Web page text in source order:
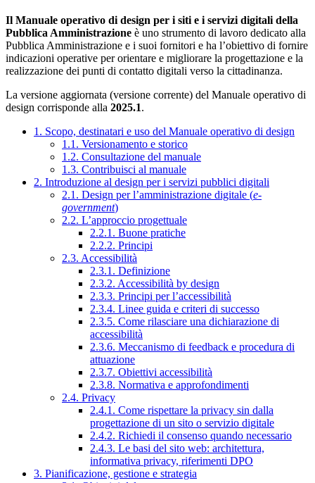
Il Manuale operativo di design per i siti e i servizi digitali della
Pubblica Amministrazione è uno strumento di lavoro dedicato alla
Pubblica Amministrazione e i suoi fornitori e ha l’obiettivo di fornire
indicazioni operative per orientare e migliorare la progettazione e la
realizzazione dei punti di contatto digitali verso la cittadinanza.
La versione aggiornata (versione corrente) del Manuale operativo di
design corrisponde alla 2025.1.
1. Scopo, destinatari e uso del Manuale operativo di design
1.1. Versionamento e storico
1.2. Consultazione del manuale
1.3. Contribuisci al manuale
2. Introduzione al design per i servizi pubblici digitali
2.1. Design per l’amministrazione digitale (e-
government)
2.2. L’approccio progettuale
2.2.1. Buone pratiche
2.2.2. Principi
2.3. Accessibilità
2.3.1. Definizione
2.3.2. Accessibilità by design
2.3.3. Principi per l’accessibilità
2.3.4. Linee guida e criteri di successo
2.3.5. Come rilasciare una dichiarazione di
accessibilità
2.3.6. Meccanismo di feedback e procedura di
attuazione
2.3.7. Obiettivi accessibilità
2.3.8. Normativa e approfondimenti
2.4. Privacy
2.4.1. Come rispettare la privacy sin dalla
progettazione di un sito o servizio digitale
2.4.2. Richiedi il consenso quando necessario
2.4.3. Le basi del sito web: architettura,
informativa privacy, riferimenti DPO
3. Pianificazione, gestione e strategia